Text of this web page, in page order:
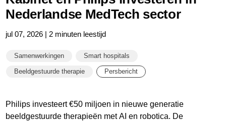
Nederlandse MedTech sector
jul 07, 2026 | 2 minuten leestijd
Samenwerkingen Smart hospitals
Beeldgestuurde therapie Persbericht
Philips investeert €50 miljoen in nieuwe generatie
beeldgestuurde therapieën met AI en robotica. De